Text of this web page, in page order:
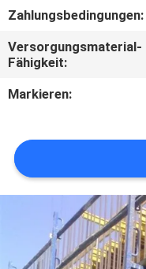
SIE
MIT
UNS
IN
FORDERN
SIE
ZITAT
Zahlungsbedingungen:
Versorgungsmaterial-
Fähigkeit:
Markieren: